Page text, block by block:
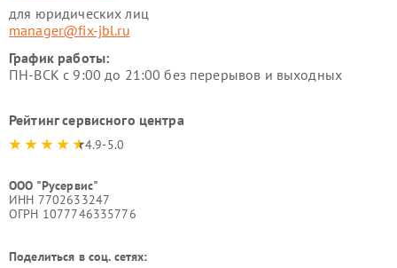
для юридических лиц
manager@fix-jbl.ru
График работы:
ПН-ВСК с 9:00 до 21:00 без перерывов и выходных
Рейтинг сервисного центра
4.9-5.0
ООО "Русервис"
ИНН 7702633247
ОГРН 1077746335776
Поделиться в соц. сетях: